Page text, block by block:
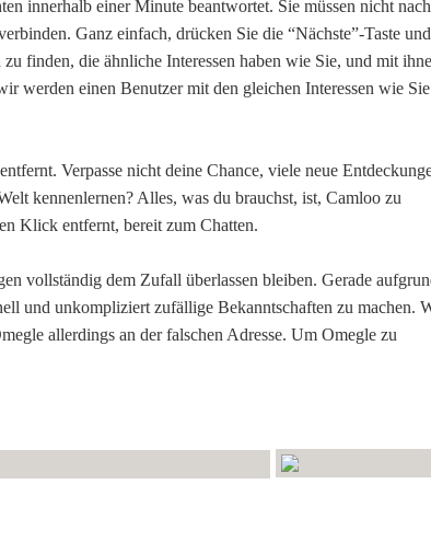
innerhalb einer Minute beantwortet. Sie müssen nicht nach
Ganz einfach, drücken Sie die “Nächste”-Taste und
finden, die ähnliche Interessen haben wie Sie, und mit
werden einen Benutzer mit den gleichen Interessen wie Sie
Verpasse nicht deine Chance, viele neue
kennenlernen? Alles, was du brauchst, ist, Camloo zu
Klick entfernt, bereit zum Chatten.
vollständig dem Zufall überlassen bleiben. Gerade
und unkompliziert zufällige Bekanntschaften zu machen.
allerdings an der falschen Adresse. Um Omegle zu